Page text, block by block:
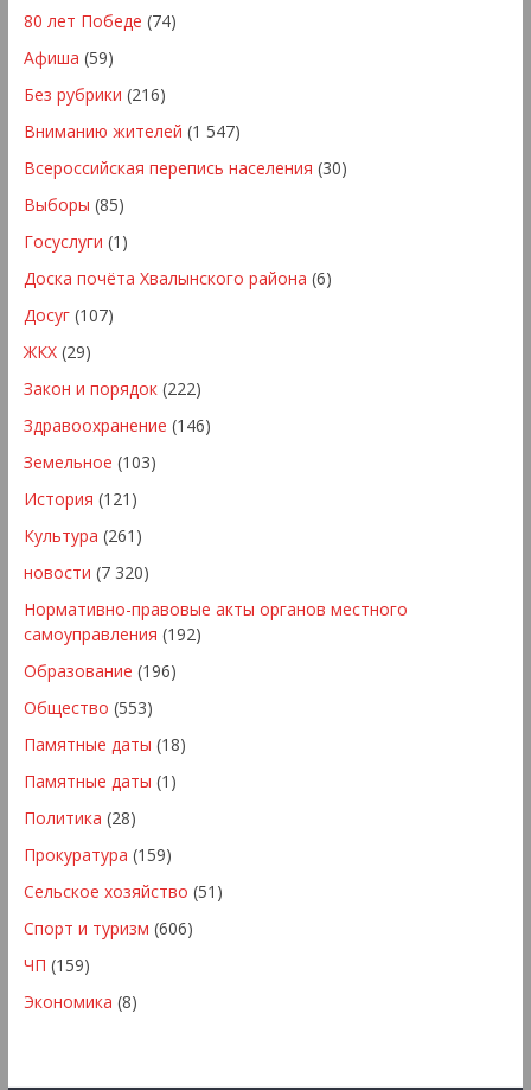
80 лет Победе (74)
Афиша (59)
Без рубрики (216)
Вниманию жителей (1 547)
Всероссийская перепись населения (30)
Выборы (85)
Госуслуги (1)
Доска почёта Хвалынского района (6)
Досуг(107)
ЖКХ(29)
Закон и порядок(222)
Здравоохранение (146)
Земельное (103)
История (121)
Культура (261)
новости (7 320)
Нормативно-правовые акты органов местного
самоуправления (192)
Образование (196)
Общество (553)
Памятные даты (18)
Памятные даты (1)
Политика (28)
Прокуратура (159)
Сельское хозяйство (51)
Спорт и туризм (606)
ЧП (159)
Экономика (8)